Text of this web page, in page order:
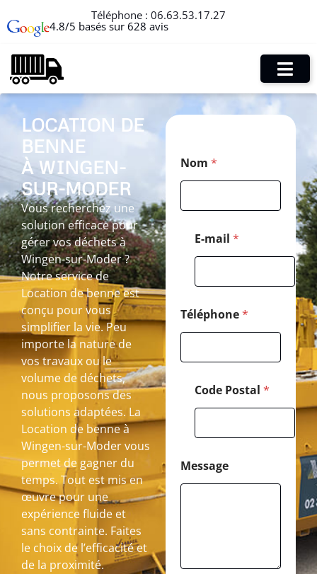
Téléphone : 06.63.53.17.27
4.8/5 basés sur 628 avis
LOCATION DE
BENNE
À WINGEN-
SUR-MODER
Vous recherchez une
solution efficace pour
gérer vos déchets à
Wingen-sur-Moder ?
Notre service de
Location de benne est
conçu pour vous
simplifier la vie. Peu
importe la nature de
vos travaux ou le
volume de déchets,
nous proposons des
solutions adaptées. La
Location de benne à
Wingen-sur-Moder vous
permet de gagner du
temps. Tout est mis en
œuvre pour une
expérience fluide et
sans contrainte. Faites
le choix de l’efficacité et
de la proximité.
Nom *
E-mail *
Téléphone*
Code Postal *
e
s
s
a
g
e
*
Message